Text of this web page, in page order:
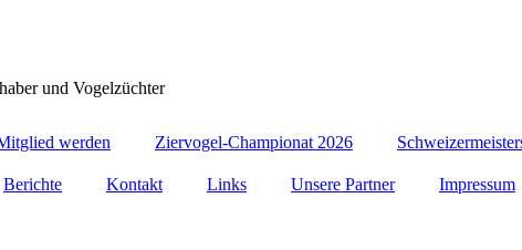
und Vogelzüchter
werden Ziervogel-Championat 2026
Berichte Kontakt Links Unsere Partner Impressum